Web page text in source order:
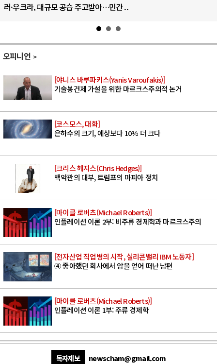
러·우크라, 대규모 공습 주고받아…민간 ..
오피니언
[야니스 바루파키스(Yanis Varoufakis)]
기술봉건제 가설을 위한 마르크스주의적 논거
[코스모스, 대화]
은하수의 크기, 예상보다 10% 더 크다
[크리스 헤지스(Chris Hedges)]
백악관의 대부, 트럼프의 마피아 정치
[마이클 로버츠(Michael Roberts)]
인플레이션 이론 2부: 비주류 경제학과 마르크스주의
[전자산업 직업병의 시작, 실리콘밸리 IBM 노동자]
④ 좋아했던 회사에서 암을 얻어 떠난 남편
[마이클 로버츠(Michael Roberts)]
인플레이션 이론 1부: 주류 경제학
독자제보 newscham@gmail.com